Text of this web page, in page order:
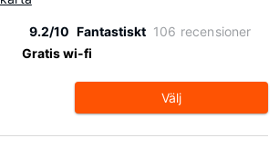
9.2/10 Fantastiskt 106 recensioner
Gratis wi-fi
Välj